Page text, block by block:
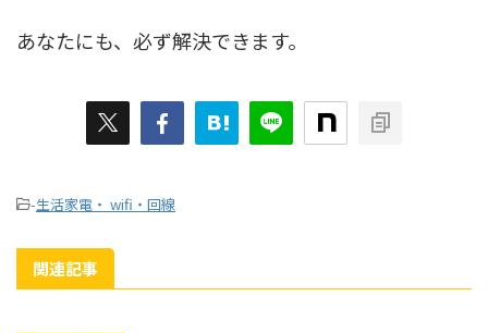
あなたにも、必ず解決できます。
-生活家電・ wifi・回線
関連記事